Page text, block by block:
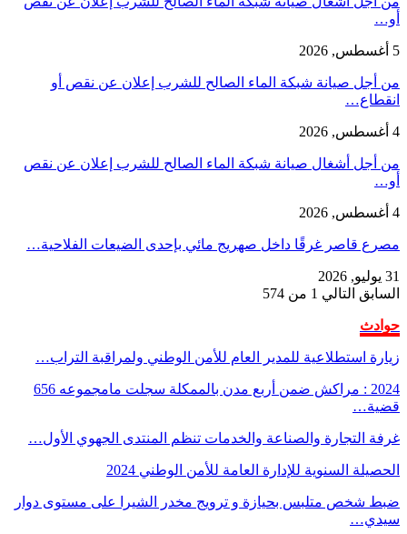
أو…
5 أغسطس, 2026
من أجل صيانة شبكة الماء الصالح للشرب إعلان عن نقص أو
انقطاع…
4 أغسطس, 2026
من أجل أشغال صيانة شبكة الماء الصالح للشرب إعلان عن نقص
أو…
4 أغسطس, 2026
مصرع قاصر غرقًا داخل صهريج مائي بإحدى الضيعات الفلاحية…
31 يوليو, 2026
السابق التالي 1 من 574
حوادث
زيارة استطلاعية للمدير العام للأمن الوطني ولمراقبة التراب…
2024 : مراكش ضمن أربع مدن بالممكلة سجلت مامجموعه 656
قضية…
غرفة التجارة والصناعة والخدمات تنظم المنتدى الجهوي الأول…
الحصيلة السنوية للإدارة العامة للأمن الوطني 2024
ضبط شخص متلبس بحيازة و ترويج مخدر الشيرا على مستوى دوار
سيدي…